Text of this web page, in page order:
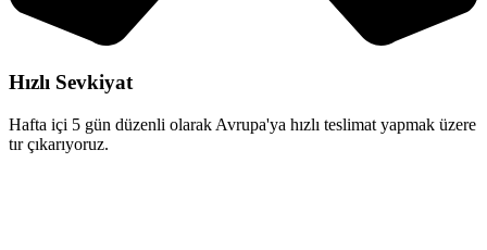
Hızlı Sevkiyat
Hafta içi 5 gün düzenli olarak Avrupa'ya hızlı teslimat yapmak üzere
tır çıkarıyoruz.